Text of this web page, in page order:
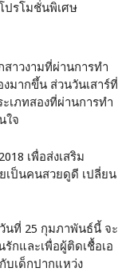
ปรโมชั่นพิเศษ
าวงามที่ผ่านการทำ
มากขึ้น ส่วนวันเสาร์ที่
เภทสองที่ผ่านการทำ
ใจ
เพื่อส่งเสริม
เป็นคนสวยดูดี เปลี่ยน
นที่ 25 กุมภาพันธ์นี้ จะ
กและเพื่อผู้ติดเชื้อเอ
บเด็กปากแหว่ง